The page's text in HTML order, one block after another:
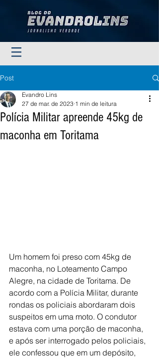
Post
Polícia Militar apreende 45kg de
maconha em Toritama
Evandro Lins
27 de mar. de 2023 1 min de leitura
Um homem foi preso com 45kg de
maconha, no Loteamento Campo
Alegre, na cidade de Toritama. De
acordo com a Polícia Militar, durante
rondas os policiais abordaram dois
suspeitos em uma moto. O condutor
estava com uma porção de maconha,
e após ser interrogado pelos policiais,
ele confessou que em um depósito,